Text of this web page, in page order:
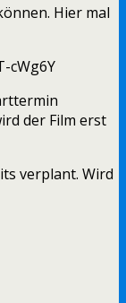
Hier mal
cWg6Y
der Film erst
verplant. Wird